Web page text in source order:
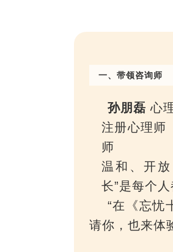
一、带领咨询师
孙朋磊 心
注册心理师
师
温和、开
长”是每个
“在《忘忧
请你，也来体